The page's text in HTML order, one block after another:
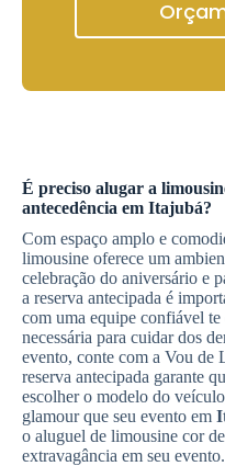
É preciso alugar a
antecedência em Itajubá?
Com espaço amplo e
limousine oferece um
celebração do aniversário e
a reserva antecipada é
com uma equipe confiável
necessária para cuidar dos
evento, conte com a Vou de
reserva antecipada garante
escolher o modelo do
glamour que seu evento em
o aluguel de limousine cor
extravagância em seu evento.